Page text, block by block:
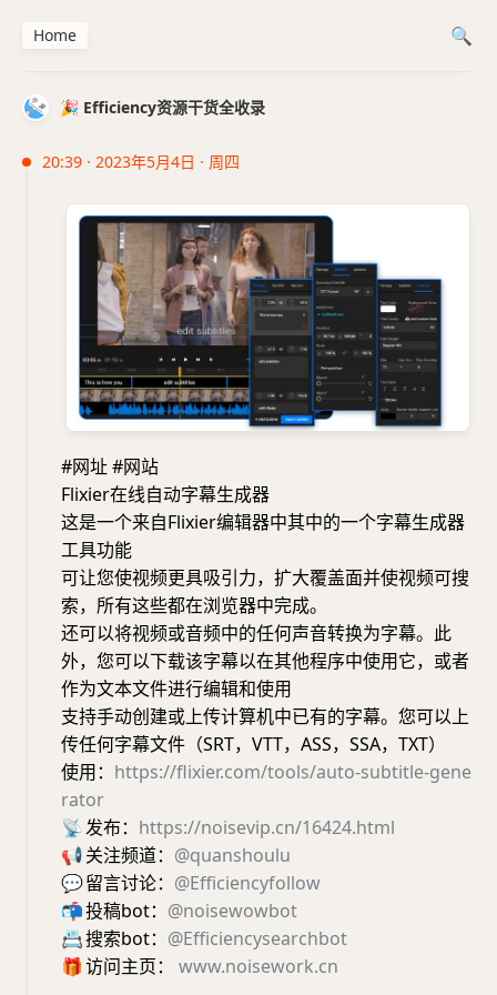
🎉 Efficiency资源干货全收录
20:39 · 2023年5月4日 · 周四
#网址 #网站
Flixier在线自动字幕生成器
这是一个来自Flixier编辑器中其中的一个字幕生成器
工具功能
可让您使视频更具吸引力，扩大覆盖面并使视频可搜
索，所有这些都在浏览器中完成。
还可以将视频或音频中的任何声音转换为字幕。此
外，您可以下载该字幕以在其他程序中使用它，或者
作为文本文件进行编辑和使用
支持手动创建或上传计算机中已有的字幕。您可以上
传任何字幕文件（SRT，VTT，ASS，SSA，TXT）
使用： https://flixier.com/tools/auto-subtitle-gene
rator
📡发布： https://noisevip.cn/16424.html
📢关注频道： @quanshoulu
💬留言讨论： @Efficiencyfollow
📬投稿bot： @noisewowbot
📇搜索bot： @Efficiencysearchbot
🎁访问主页： www.noisework.cn
Home